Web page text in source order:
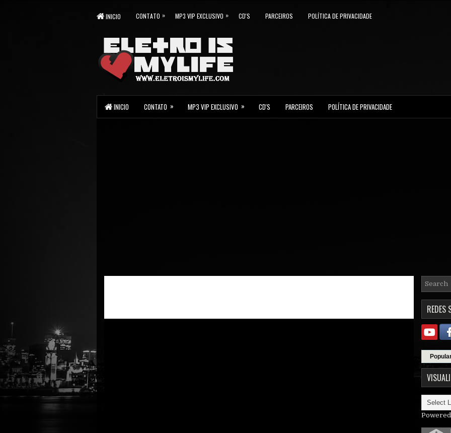
INICIO CONTATO » MP3 VIP EXCLUSIVO » CD'S PARCEIROS POLÍTICA DE PRIVACIDADE
INICIO CONTATO » MP3 VIP EXCLUSIVO » CD'S PARCEIROS POLÍTICA DE PRIVACIDADE
REDES